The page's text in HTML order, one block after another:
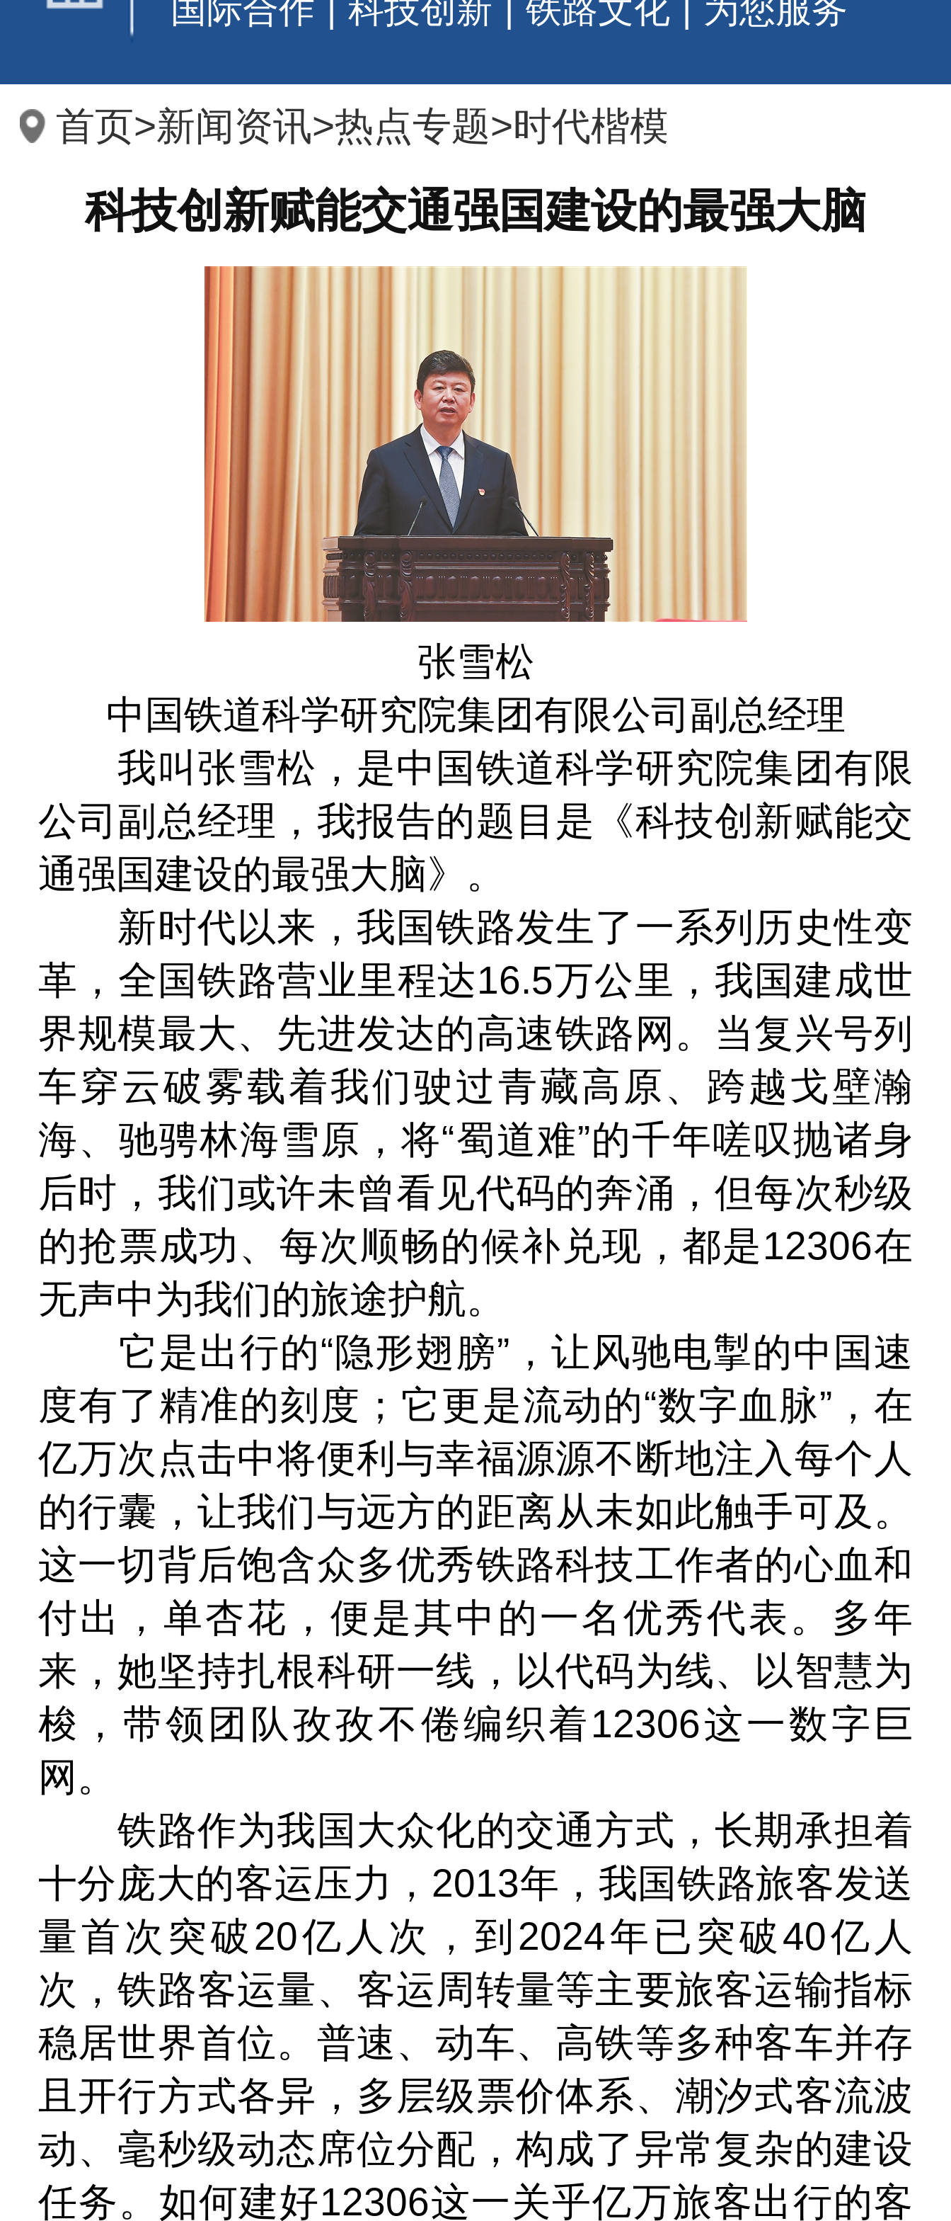
国际合作 科技创新 铁路文化 为您服务
首页>新闻资讯>热点专题>时代楷模
科技创新赋能交通强国建设的最强大脑
张雪松
中国铁道科学研究院集团有限公司副总经理
我叫张雪松，是中国铁道科学研究院集团有限
公司副总经理，我报告的题目是《科技创新赋能交
通强国建设的最强大脑》。
新时代以来，我国铁路发生了一系列历史性变
革，全国铁路营业里程达16.5万公里，我国建成世
界规模最大、先进发达的高速铁路网。当复兴号列
车穿云破雾载着我们驶过青藏高原、跨越戈壁瀚
海、驰骋林海雪原，将“蜀道难”的千年嗟叹抛诸身
后时，我们或许未曾看见代码的奔涌，但每次秒级
的抢票成功、每次顺畅的候补兑现，都是12306在
无声中为我们的旅途护航。
它是出行的“隐形翅膀”，让风驰电掣的中国速
度有了精准的刻度；它更是流动的“数字血脉”，在
亿万次点击中将便利与幸福源源不断地注入每个人
的行囊，让我们与远方的距离从未如此触手可及。
这一切背后饱含众多优秀铁路科技工作者的心血和
付出，单杏花，便是其中的一名优秀代表。多年
来，她坚持扎根科研一线，以代码为线、以智慧为
梭，带领团队孜孜不倦编织着12306这一数字巨
网。
铁路作为我国大众化的交通方式，长期承担着
十分庞大的客运压力，2013年，我国铁路旅客发送
量首次突破20亿人次，到2024年已突破40亿人
次，铁路客运量、客运周转量等主要旅客运输指标
稳居世界首位。普速、动车、高铁等多种客车并存
且开行方式各异，多层级票价体系、潮汐式客流波
动、毫秒级动态席位分配，构成了异常复杂的建设
任务。如何建好12306这一关乎亿万旅客出行的客